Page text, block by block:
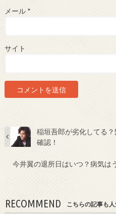
メール *
サイト
稲垣吾郎が劣化してる
確認！
今井翼の退所日はいつ？病気は
RECOMMEND こちらの記事も人